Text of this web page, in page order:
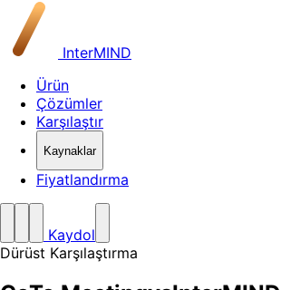
InterMIND
Ürün
Çözümler
Karşılaştır
Kaynaklar
Fiyatlandırma
Kaydol
Dürüst Karşılaştırma